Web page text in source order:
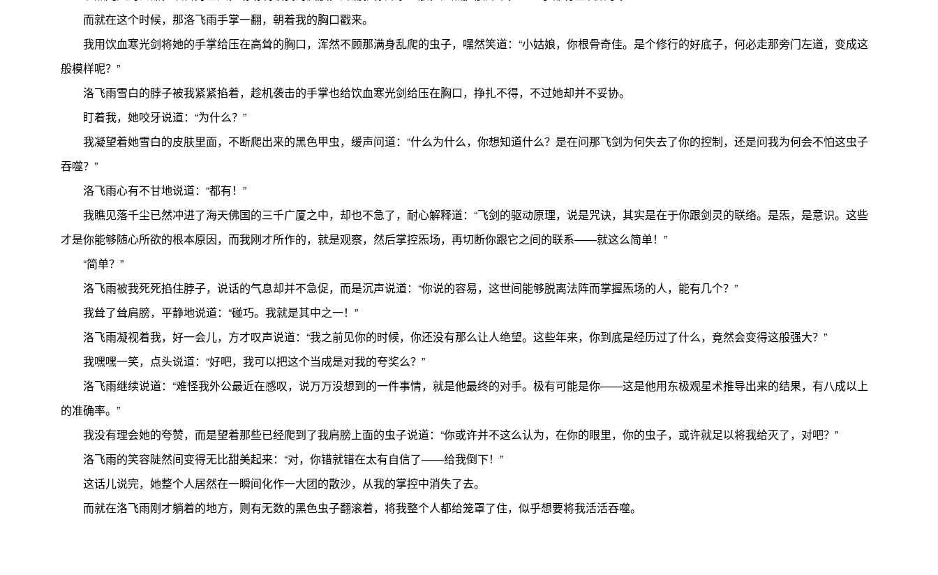
而就在这个时候，那洛飞雨手掌一翻，朝着我的胸口戳来。
我用饮血寒光剑将她的手掌给压在高耸的胸口，浑然不顾那满身乱爬的虫子，嘿然笑道：“小姑娘，你根骨奇佳。是个修行的好底子，何必走那旁门左道，变成这
般模样呢？”
洛飞雨雪白的脖子被我紧紧掐着，趁机袭击的手掌也给饮血寒光剑给压在胸口，挣扎不得，不过她却并不妥协。
盯着我，她咬牙说道：“为什么？”
我凝望着她雪白的皮肤里面，不断爬出来的黑色甲虫，缓声问道：“什么为什么，你想知道什么？是在问那飞剑为何失去了你的控制，还是问我为何会不怕这虫子
吞噬？”
洛飞雨心有不甘地说道：“都有！”
我瞧见落千尘已然冲进了海天佛国的三千广厦之中，却也不急了，耐心解释道：“飞剑的驱动原理，说是咒诀，其实是在于你跟剑灵的联络。是炁，是意识。这些
才是你能够随心所欲的根本原因，而我刚才所作的，就是观察，然后掌控炁场，再切断你跟它之间的联系——就这么简单！”
“简单？”
洛飞雨被我死死掐住脖子，说话的气息却并不急促，而是沉声说道：“你说的容易，这世间能够脱离法阵而掌握炁场的人，能有几个？”
我耸了耸肩膀，平静地说道：“碰巧。我就是其中之一！”
洛飞雨凝视着我，好一会儿，方才叹声说道：“我之前见你的时候，你还没有那么让人绝望。这些年来，你到底是经历过了什么，竟然会变得这般强大？”
我嘿嘿一笑，点头说道：“好吧，我可以把这个当成是对我的夸奖么？”
洛飞雨继续说道：“难怪我外公最近在感叹，说万万没想到的一件事情，就是他最终的对手。极有可能是你——这是他用东极观星术推导出来的结果，有八成以上
的准确率。”
我没有理会她的夸赞，而是望着那些已经爬到了我肩膀上面的虫子说道：“你或许并不这么认为，在你的眼里，你的虫子，或许就足以将我给灭了，对吧？”
洛飞雨的笑容陡然间变得无比甜美起来：“对，你错就错在太有自信了——给我倒下！”
这话儿说完，她整个人居然在一瞬间化作一大团的散沙，从我的掌控中消失了去。
而就在洛飞雨刚才躺着的地方，则有无数的黑色虫子翻滚着，将我整个人都给笼罩了住，似乎想要将我活活吞噬。